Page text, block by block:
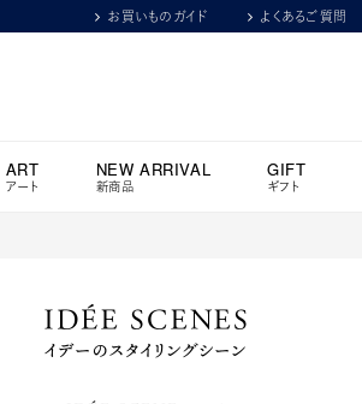
お買いものガイド よくあるご質問
ART
アート
NEW ARRIVAL
新商品
GIFT
ギフト